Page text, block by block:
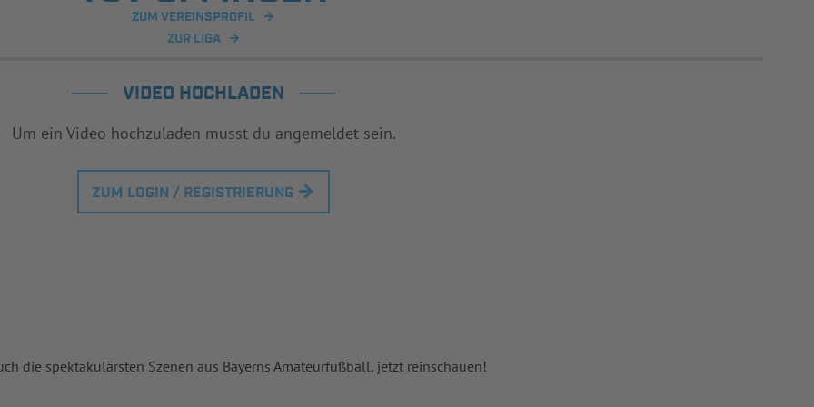
ZUM VEREINSPROFIL
ZUR LIGA
VIDEO HOCHLADEN
Um ein Video hochzuladen musst du angemeldet sein.
ZUM LOGIN / REGISTRIERUNG
die spektakulärsten Szenen aus Bayerns Amateurfußball, jetzt reinschauen!